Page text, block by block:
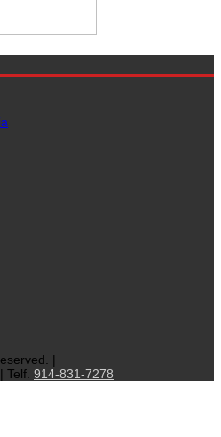
|
| Telf. 914-831-7278